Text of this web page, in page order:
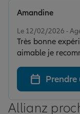
Le 12/02/2026 -
Très bonne
aimable je
Amandine
Prendre
Allianz